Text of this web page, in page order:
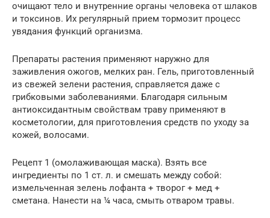
очищают тело и внутренние органы человека от шлаков
и токсинов. Их регулярный прием тормозит процесс
увядания функций организма.
Препараты растения применяют наружно для
заживления ожогов, мелких ран. Гель, приготовленный
из свежей зелени растения, справляется даже с
грибковыми заболеваниями. Благодаря сильным
антиоксидантным свойствам траву применяют в
косметологии, для приготовления средств по уходу за
кожей, волосами.
Рецепт 1 (омолаживающая маска). Взять все
ингредиенты по 1 ст. л. и смешать между собой:
измельченная зелень лофанта + творог + мед +
сметана. Нанести на ¼ часа, смыть отваром травы.